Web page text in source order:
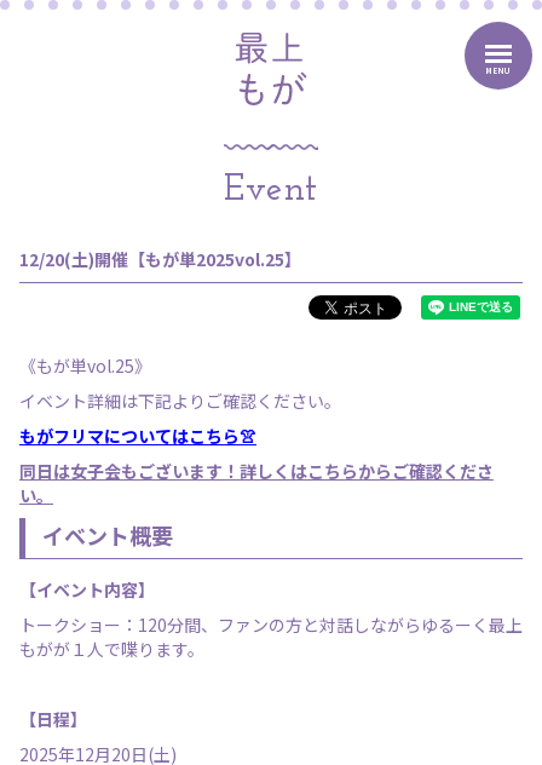
MENU
Event
12/20(土)開催【もが単2025vol.25】
《もが単vol.25》
イベント詳細は下記よりご確認ください。
もがフリマについてはこちら👚
同日は女子会もございます！詳しくはこちらからご確認くださ
い。
イベント概要
【イベント内容】
トークショー：120分間、ファンの方と対話しながらゆるーく最上
もがが１人で喋ります。
【日程】
2025年12月20日(土)